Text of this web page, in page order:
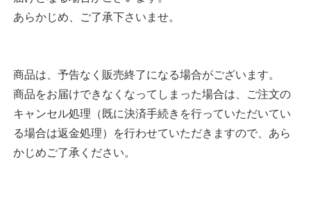
あらかじめ、ご了承下さいませ。
商品は、予告なく販売終了になる場合がございます。
商品をお届けできなくなってしまった場合は、ご注文の
キャンセル処理（既に決済手続きを行っていただいてい
る場合は返金処理）を行わせていただきますので、あら
かじめご了承ください。